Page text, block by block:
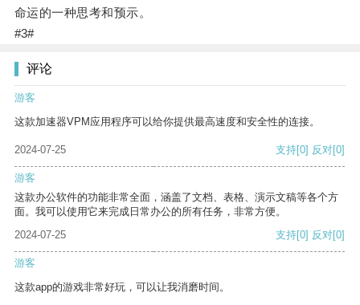
命运的一种思考和预示。
#3#
评论
游客
这款加速器VPM应用程序可以给你提供最高速度和安全性的连接。
2024-07-25 支持[0] 反对[0]
游客
这款办公软件的功能非常全面，涵盖了文档、表格、演示文稿等各个方
面。我可以使用它来完成日常办公的所有任务，非常方便。
2024-07-25
支持[0] 反对[0]
游客
这款app的游戏非常好玩，可以让我消磨时间。